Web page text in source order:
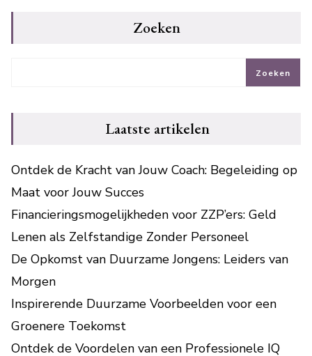
Zoeken
Zoeken
Laatste artikelen
Ontdek de Kracht van Jouw Coach: Begeleiding op
Maat voor Jouw Succes
Financieringsmogelijkheden voor ZZP’ers: Geld
Lenen als Zelfstandige Zonder Personeel
De Opkomst van Duurzame Jongens: Leiders van
Morgen
Inspirerende Duurzame Voorbeelden voor een
Groenere Toekomst
Ontdek de Voordelen van een Professionele IQ